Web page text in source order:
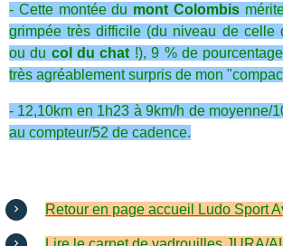
- Cette montée du mont Colombis
grimpée très difficile (du niveau de celle
ou du col du chat !), 9 % de
très agréablement surpris de mon
- 12,10km en 1h23 à 9km/h de moyenne/
au compteur/52 de cadence.
Retour en page accueil Ludo Sport